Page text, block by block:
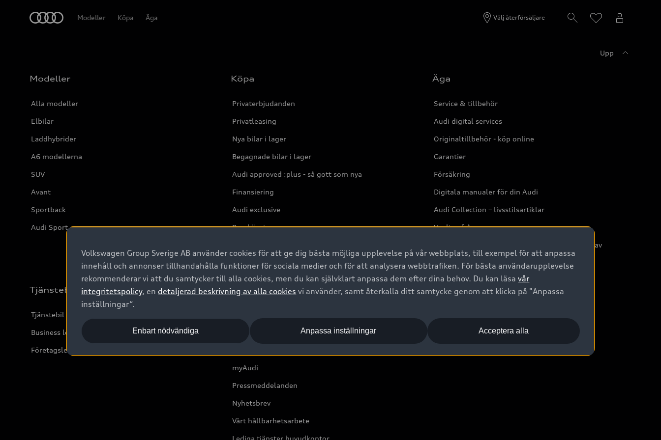
Modeller Köpa Äga Välj återförsäljare
Upp
Modeller
Alla modeller
Elbilar
Laddhybrider
A6 modellerna
SUV
Avant
Sportback
Audi Sport
Köpa
Privaterbjudanden
Privatleasing
Nya bilar i lager
Begagnade bilar i lager
Audi approved :plus - så gott som nya
Finansiering
Audi exclusive
Provkörning
Äga
Service & tillbehör
Audi digital services
Originaltillbehör - köp online
Garantier
Försäkring
Digitala manualer för din Audi
Audi Collection – livsstilsartiklar
Vanliga frågor
2G/3G nätet stängs ned - Hur påverkas min bil av
detta?
Tjänstebil
Tjänstebil
Business lease online
Företagsleasing
Om Audi Sverige
Boka Service online
myAudi
Pressmeddelanden
Nyhetsbrev
Vårt hållbarhetsarbete
Lediga tjänster huvudkontor
Volkswagen Group Sverige AB använder cookies för att ge dig bästa möjliga upplevelse på vår webbplats, till exempel för att anpassa
innehåll och annonser tillhandahålla funktioner för sociala medier och för att analysera webbtrafiken. För bästa användarupplevelse
rekommenderar vi att du samtycker till alla cookies, men du kan självklart anpassa dem efter dina behov. Du kan läsavår
integritetspolicy, en detaljerad beskrivning av alla cookies vi använder, samt återkalla ditt samtycke genom att klicka på "Anpassa
inställningar“.
Acceptera alla
Enbart nödvändiga Anpassa inställningar